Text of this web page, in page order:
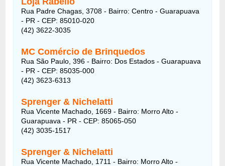
Rua Padre Chagas, 3708 - Bairro: Centro - Guarapuava
- PR - CEP: 85010-020
(42) 3622-3035
MC Comércio de Brinquedos
Rua São Paulo, 396 - Bairro: Dos Estados - Guarapuava
- PR - CEP: 85035-000
(42) 3623-6313
Sprenger & Nichelatti
Rua Vicente Machado, 1669 - Bairro: Morro Alto -
Guarapuava - PR - CEP: 85065-050
(42) 3035-1517
Sprenger & Nichelatti
Rua Vicente Machado, 1711 - Bairro: Morro Alto -